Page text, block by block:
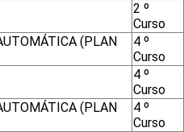
2 º
Curso
(PLAN
4 º
Curso
4 º
Curso
(PLAN
4 º
Curso